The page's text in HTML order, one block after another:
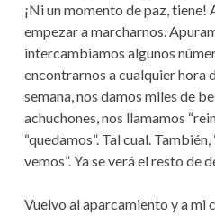
¡Ni un momento de paz,
empezar a marcharnos.
intercambiamos algunos
encontrarnos a cualquier hora
semana, nos damos miles de
achuchones, nos llamamos
“quedamos”. Tal cual. También,
vemos”. Ya se verá el resto de
Vuelvo al aparcamiento y a mi